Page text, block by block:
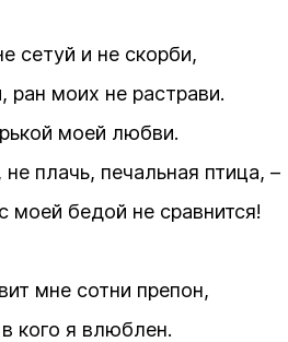
сетуй и не скорби,
моих не растрави.
моей любви.
плачь, печальная птица, –
моей бедой не сравнится!
мне сотни препон,
кого я влюблен.